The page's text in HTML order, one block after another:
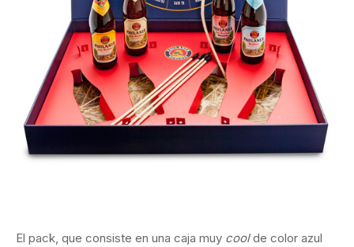
El pack, que consiste en una caja muy coolde color azul